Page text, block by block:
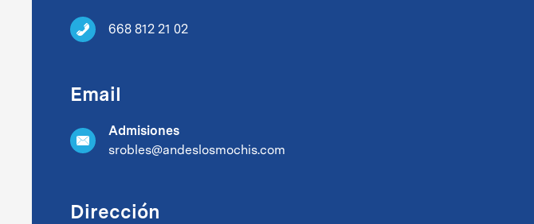
668 812 21 02
Email
Admisiones
srobles@andeslosmochis.com
Dirección